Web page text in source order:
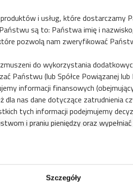
Szczegóły
i usług, które dostarczamy
są to: Państwa imię i
pozwolą nam zweryfikować
do wykorzystania
Państwu (lub Spółce Powiązanej
informacji finansowych
nas dane dotyczące zatrudnienia
tych informacji podejmujemy
i praniu pieniędzy oraz
obejmujących finansowanie faktur
telefonu), a także wszelkich innych
Informacje takie mogą
do Państwa (lub Spółki